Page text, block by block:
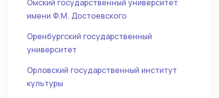
Омский государственный университет
имени Ф.М. Достоевского
Оренбургский государственный
университет
Орловский государственный институт
культуры